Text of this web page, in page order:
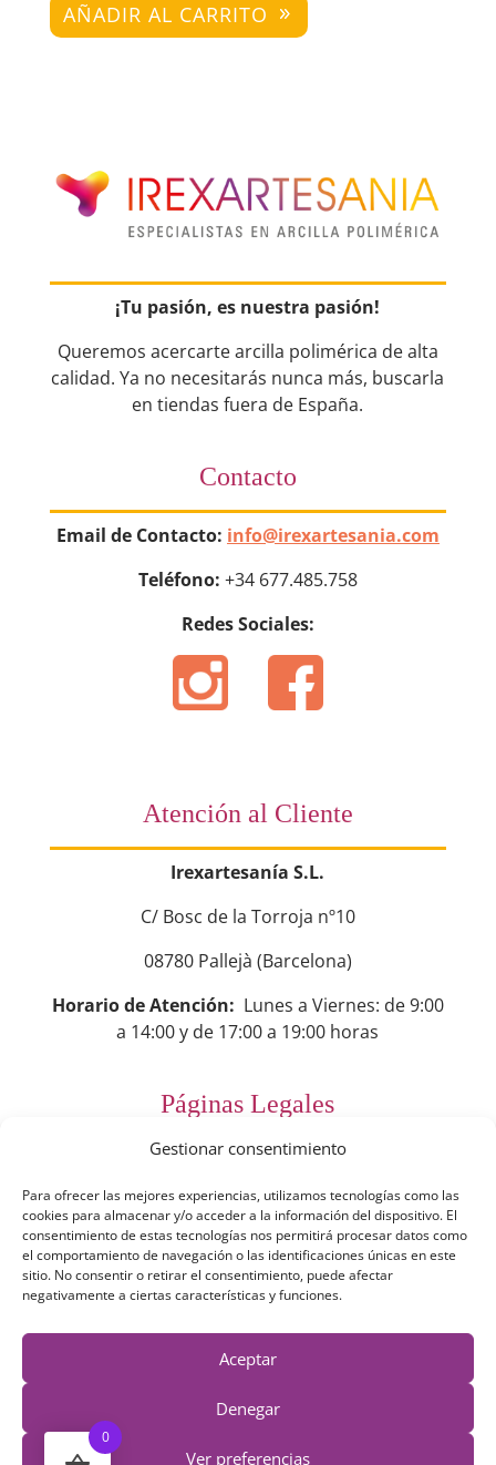
Gestionar consentimiento
Para ofrecer las mejores experiencias, utilizamos tecnologías como las
cookies para almacenar y/o acceder a la información del dispositivo. El
consentimiento de estas tecnologías nos permitirá procesar datos como
el comportamiento de navegación o las identificaciones únicas en este
sitio. No consentir o retirar el consentimiento, puede afectar
negativamente a ciertas características y funciones.
Aceptar
Denegar
Ver preferencias
AÑADIR AL CARRITO
¡Tu pasión, es nuestra pasión!
Queremos acercarte arcilla polimérica de alta
calidad. Ya no necesitarás nunca más, buscarla
en tiendas fuera de España.
Contacto
Email de Contacto: info@irexartesania.com
Teléfono: +34 677.485.758
Redes Sociales:
Atención al Cliente
Irexartesanía S.L.
C/ Bosc de la Torroja nº10
08780 Pallejà (Barcelona)
Horario de Atención: Lunes a Viernes: de 9:00
a 14:00 y de 17:00 a 19:00 horas
Páginas Legales
Preguntas Frecuentes
Aviso Legal
Política de Privacidad
Política de Cookies
Términos y Condiciones
0